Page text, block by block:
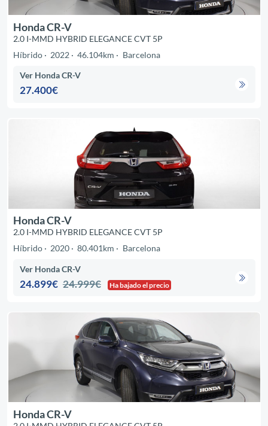
Honda CR-V
2.0 I-MMD HYBRID ELEGANCE CVT 5P
Híbrido
2022 46.104km Barcelona
Ver Honda CR-V
27.400€
Honda CR-V
2.0 I-MMD HYBRID ELEGANCE CVT 5P
Híbrido
2020 80.401km Barcelona
Ver Honda CR-V
24.899€ 24.999€ Ha bajado el precio
Honda CR-V